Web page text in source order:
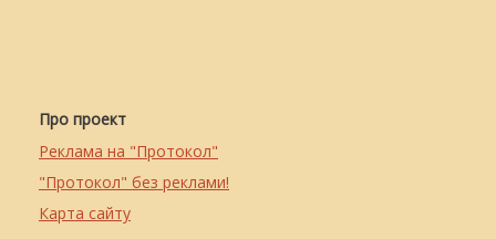
Про проект
Реклама на "Протокол"
"Протокол" без реклами!
Карта сайту